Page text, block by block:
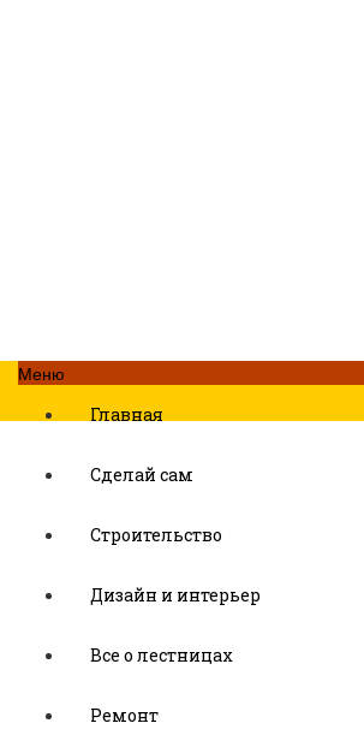
Меню
Главная
Сделай сам
Строительство
Дизайн и интерьер
Все о лестницах
Ремонт